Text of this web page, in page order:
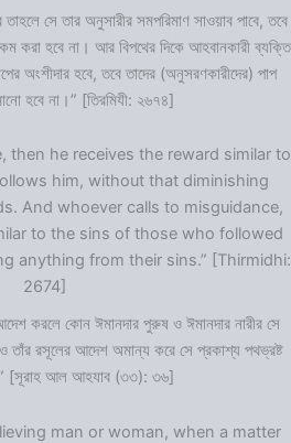
সে তার অনুসারীর সমপরিমাণ সাওয়াব পাবে, তবে
করা হবে না। আর বিপথের দিকে আহবানকারী ব্যক্তি
অংশীদার হবে, তবে তাদের (অনুসরণকারীদের) পাপ
হবে না।” [তিরমিযী: ২৬৭৪]
then he receives the reward similar to
him, without that diminishing
And whoever calls to misguidance,
to the sins of those who followed
anything from their sins.” [Thirmidhi:
2674]
করলে কোন ঈমানদার পুরুষ ও ঈমানদার নারীর সে
তাঁর রসূলের আদেশ অমান্য করে সে প্রকাশ্য পথভ্রষ্ট
[সূরাহ আল আহযাব (৩৩): ৩৬]
man or woman, when a matter